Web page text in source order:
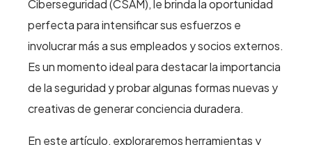
Ciberseguridad (CSAM), le brinda la oportunidad
perfecta para intensificar sus esfuerzos e
involucrar más a sus empleados y socios externos.
Es un momento ideal para destacar la importancia
de la seguridad y probar algunas formas nuevas y
creativas de generar conciencia duradera.
En este artículo, exploraremos herramientas y